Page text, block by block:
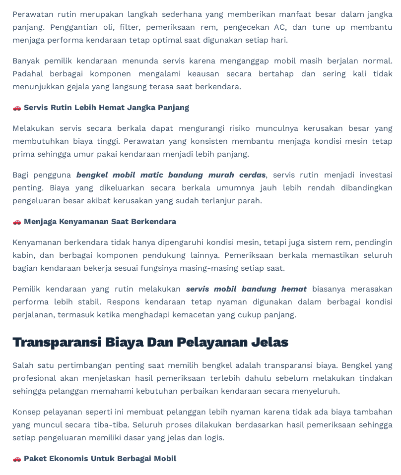
Perawatan rutin merupakan langkah sederhana yang memberikan manfaat besar dalam jangka
panjang. Penggantian oli, filter, pemeriksaan rem, pengecekan AC, dan tune up membantu
menjaga performa kendaraan tetap optimal saat digunakan setiap hari.
Banyak pemilik kendaraan menunda servis karena menganggap mobil masih berjalan normal.
Padahal berbagai komponen mengalami keausan secara bertahap dan sering kali tidak
menunjukkan gejala yang langsung terasa saat berkendara.
Servis Rutin Lebih Hemat Jangka Panjang
Melakukan servis secara berkala dapat mengurangi risiko munculnya kerusakan besar yang
membutuhkan biaya tinggi. Perawatan yang konsisten membantu menjaga kondisi mesin tetap
prima sehingga umur pakai kendaraan menjadi lebih panjang.
Bagi pengguna bengkel mobil matic bandung murah cerdas, servis rutin menjadi investasi
penting. Biaya yang dikeluarkan secara berkala umumnya jauh lebih rendah dibandingkan
pengeluaran besar akibat kerusakan yang sudah terlanjur parah.
Menjaga Kenyamanan Saat Berkendara
Kenyamanan berkendara tidak hanya dipengaruhi kondisi mesin, tetapi juga sistem rem, pendingin
kabin, dan berbagai komponen pendukung lainnya. Pemeriksaan berkala memastikan seluruh
bagian kendaraan bekerja sesuai fungsinya masing-masing setiap saat.
Pemilik kendaraan yang rutin melakukan servis mobil bandung hematbiasanya merasakan
performa lebih stabil. Respons kendaraan tetap nyaman digunakan dalam berbagai kondisi
perjalanan, termasuk ketika menghadapi kemacetan yang cukup panjang.
Transparansi Biaya Dan Pelayanan Jelas
Salah satu pertimbangan penting saat memilih bengkel adalah transparansi biaya. Bengkel yang
profesional akan menjelaskan hasil pemeriksaan terlebih dahulu sebelum melakukan tindakan
sehingga pelanggan memahami kebutuhan perbaikan kendaraan secara menyeluruh.
Konsep pelayanan seperti ini membuat pelanggan lebih nyaman karena tidak ada biaya tambahan
yang muncul secara tiba-tiba. Seluruh proses dilakukan berdasarkan hasil pemeriksaan sehingga
setiap pengeluaran memiliki dasar yang jelas dan logis.
Paket Ekonomis Untuk Berbagai Mobil